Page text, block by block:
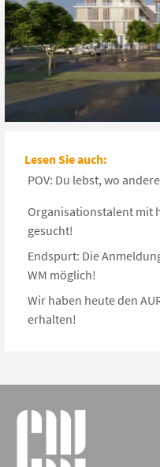
Lesen Sie auch:
POV: Du lebst, wo
Organisationstalent mit
gesucht!
Endspurt: Die
WM möglich!
Wir haben heute den
erhalten!